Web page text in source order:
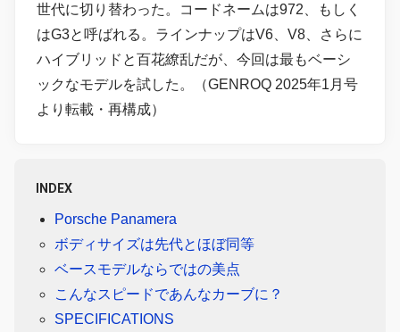
世代に切り替わった。コードネームは972、もしく
はG3と呼ばれる。ラインナップはV6、V8、さらに
ハイブリッドと百花繚乱だが、今回は最もベーシ
ックなモデルを試した。（GENROQ 2025年1月号
より転載・再構成）
INDEX
Porsche Panamera
ボディサイズは先代とほぼ同等
ベースモデルならではの美点
こんなスピードであんなカーブに？
SPECIFICATIONS